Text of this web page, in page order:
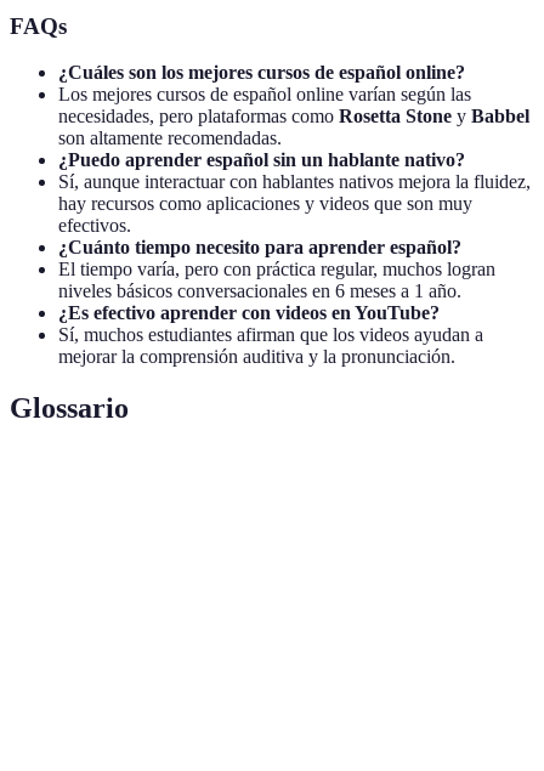
FAQs
¿Cuáles son los mejores cursos de español online?
Los mejores cursos de español online varían según las
necesidades, pero plataformas como Rosetta Stone y Babbel
son altamente recomendadas.
¿Puedo aprender español sin un hablante nativo?
Sí, aunque interactuar con hablantes nativos mejora la fluidez,
hay recursos como aplicaciones y videos que son muy
efectivos.
¿Cuánto tiempo necesito para aprender español?
El tiempo varía, pero con práctica regular, muchos logran
niveles básicos conversacionales en 6 meses a 1 año.
¿Es efectivo aprender con videos en YouTube?
Sí, muchos estudiantes afirman que los videos ayudan a
mejorar la comprensión auditiva y la pronunciación.
Glossario